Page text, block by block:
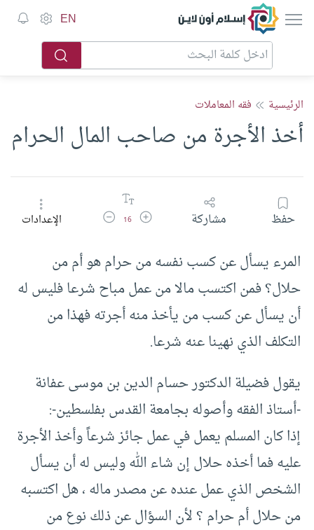
إسلام أون لاين EN
الرئيسية فقه المعاملات
أخذ الأجرة من صاحب المال الحرام
حفظ مشاركة زيادة حجم الخط
16 تقليل حجم الخطالإعدادات
المرء يسأل عن كسب نفسه من حرام هو أم من
حلال؟ فمن اكتسب مالا من عمل مباح شرعا فليس له
أن يسأل عن كسب من يأخذ منه أجرته فهذا من
التكلف الذي نهينا عنه شرعا.
يقول فضيلة الدكتور حسام الدين بن موسى عفانة
-أستاذ الفقه وأصوله بجامعة القدس بفلسطين-:
إذا كان المسلم يعمل في عمل جائز شرعاً وأخذ الأجرة
عليه فما أخذه حلال إن شاء الله وليس له أن يسأل
الشخص الذي عمل عنده عن مصدر ماله ، هل اكتسبه
من حلال أم حرام ؟ لأن السؤال عن ذلك نوع من